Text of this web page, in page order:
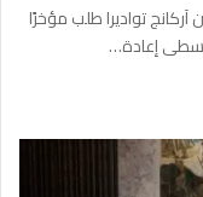
تواديرا طلب مؤخرًا
إعادة…